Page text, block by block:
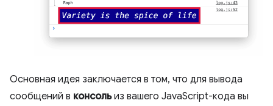
Основная идея заключается в том, что для вывода
сообщений в консольиз вашего JavaScript-кода вы